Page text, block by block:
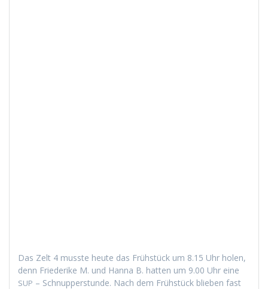
Das Zelt 4 musste heute das Früh­stück um 8.15 Uhr holen,
denn Friederike M. und Han­na B. hat­ten um 9.00 Uhr eine
SUP – Schnup­per­stunde. Nach dem Früh­stück blieben fast